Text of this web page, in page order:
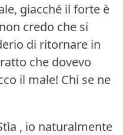
giacché il forte è
credo che si
di ritornare in
che dovevo
il male! Chi se ne
, io naturalmente